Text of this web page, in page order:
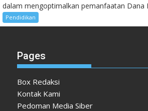
dalam mengoptimalkan pemanfaatan Dana
Pendidikan
Pages
Box Redaksi
Kontak Kami
Pedoman Media Siber